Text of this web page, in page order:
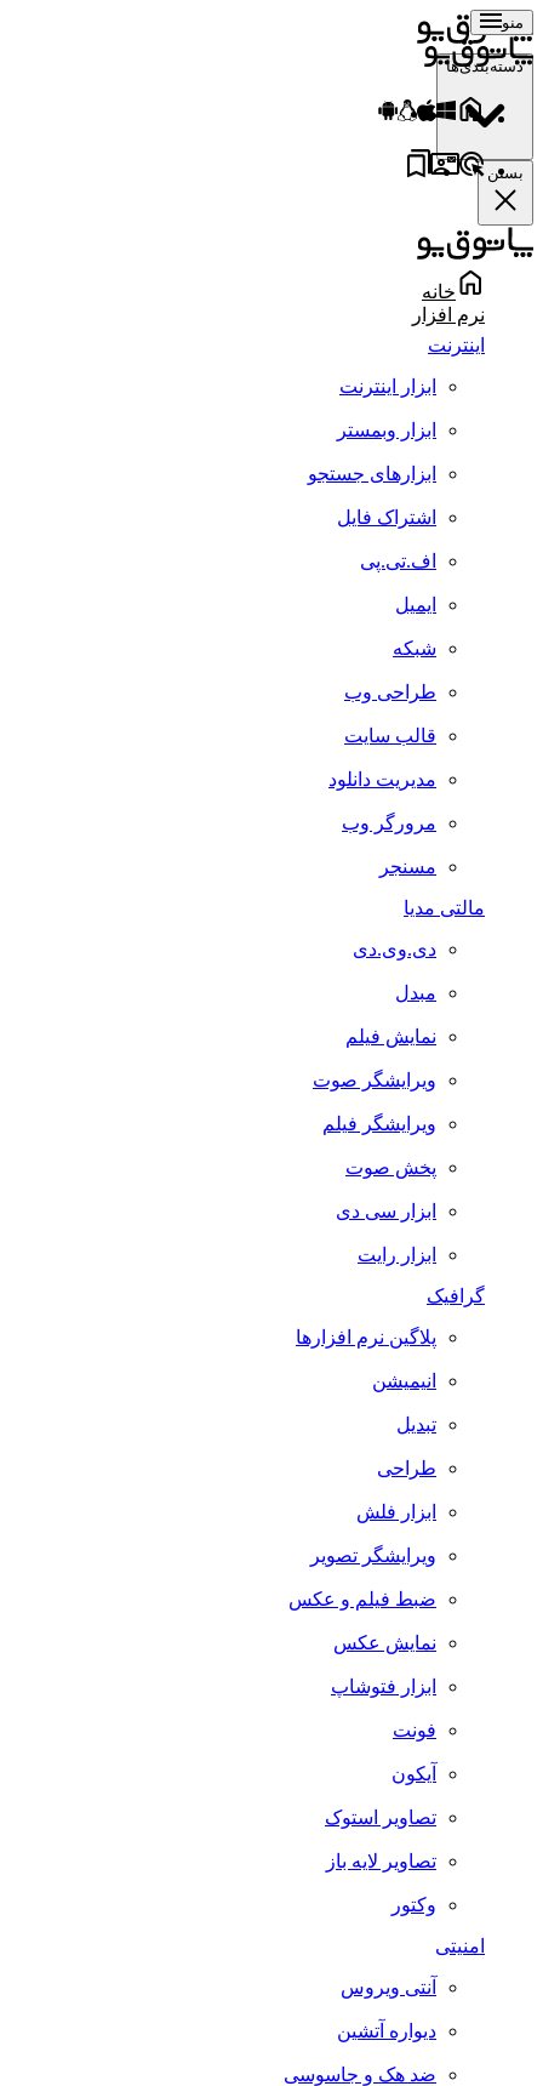
منو
دسته‌بندی‌ها
بستن
خانه
نرم افزار
اینترنت
ابزار اینترنت
ابزار وبمستر
ابزارهای جستجو
اشتراک فایل
اف.تی.پی
ایمیل
شبکه
طراحی وب
قالب سایت
مدیریت دانلود
مرورگر وب
مسنجر
مالتی مدیا
دی.وی.دی
مبدل
نمایش فیلم
ویرایشگر صوت
ویرایشگر فیلم
پخش صوت
ابزار سی دی
ابزار رایت
گرافیک
پلاگین نرم افزارها
انیمیشن
تبدیل
طراحی
ابزار فلش
ویرایشگر تصویر
ضبط فيلم و عكس
نمایش عکس
ابزار فتوشاپ
فونت
آیکون
تصاویر استوک
تصاویر لایه باز
وکتور
امنیتی
آنتی ویروس
دیواره آتشین
ضد هک و جاسوسی